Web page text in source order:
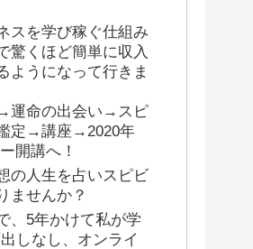
スを学び稼ぐ仕組み
驚くほど簡単に収入
ようになって行きま
運命の出会い→スピ
定→講座→2020年
開講へ！
の人生を占いスピビ
ませんか？
、5年かけて私が学
しなし、オンライ